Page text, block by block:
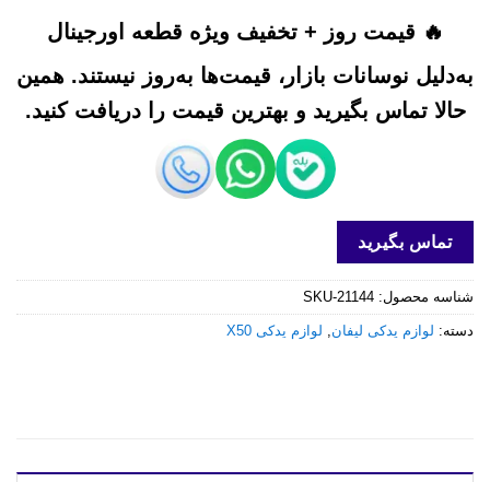
🔥 قیمت روز + تخفیف ویژه قطعه اورجینال
به‌دلیل نوسانات بازار، قیمت‌ها به‌روز نیستند. همین
حالا تماس بگیرید و بهترین قیمت را دریافت کنید.
تماس بگیرید
شناسه محصول: SKU-21144
دسته: لوازم یدکی لیفان, لوازم یدکی X50